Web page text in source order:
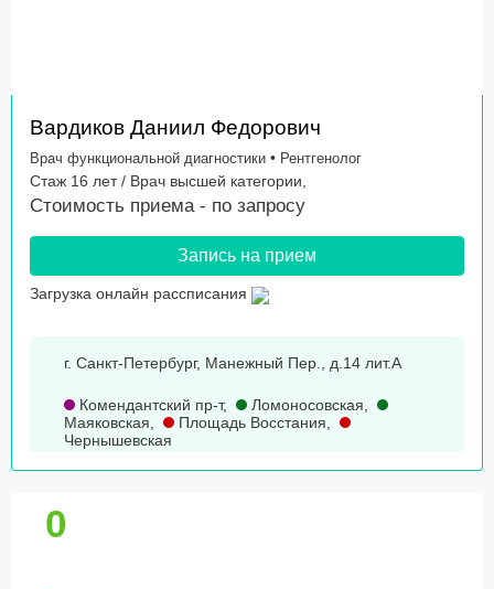
Вардиков Даниил Федорович
Врач функциональной диагностики • Рентгенолог
Стаж 16 лет / Врач высшей категории,
Стоимость приема - по запросу
Запись на прием
Загрузка онлайн рассписания
г. Санкт-Петербург, Манежный Пер., д.14 лит.А
Комендантский пр-т, Ломоносовская,
Маяковская, Площадь Восстания,
Чернышевская
0